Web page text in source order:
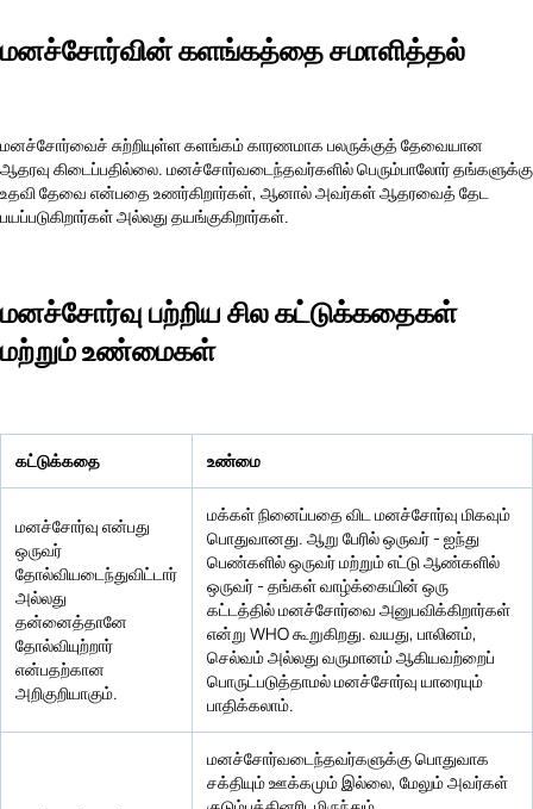
மனச்சோர்வின் களங்கத்தை சமாளித்தல்
மனச்சோர்வைச் சுற்றியுள்ள களங்கம் காரணமாக பலருக்குத் தேவையான
ஆதரவு கிடைப்பதில்லை. மனச்சோர்வடைந்தவர்களில் பெரும்பாலோர் தங்களுக்கு
உதவி தேவை என்பதை உணர்கிறார்கள், ஆனால் அவர்கள் ஆதரவைத் தேட
பயப்படுகிறார்கள் அல்லது தயங்குகிறார்கள்.
மனச்சோர்வு பற்றிய சில கட்டுக்கதைகள்
மற்றும் உண்மைகள்
கட்டுக்கதை உண்மை
மனச்சோர்வு என்பது
ஒருவர்
தோல்வியடைந்துவிட்டார்
அல்லது
தன்னைத்தானே
தோல்வியுற்றார்
என்பதற்கான
அறிகுறியாகும்.
மக்கள் நினைப்பதை விட மனச்சோர்வு மிகவும்
பொதுவானது. ஆறு பேரில் ஒருவர் - ஐந்து
பெண்களில் ஒருவர் மற்றும் எட்டு ஆண்களில்
ஒருவர் - தங்கள் வாழ்க்கையின் ஒரு
கட்டத்தில் மனச்சோர்வை அனுபவிக்கிறார்கள்
என்று WHO கூறுகிறது. வயது, பாலினம்,
செல்வம் அல்லது வருமானம் ஆகியவற்றைப்
பொருட்படுத்தாமல் மனச்சோர்வு யாரையும்
பாதிக்கலாம்.
மனச்சோர்வடைந்தவர்களுக்கு பொதுவாக
சக்தியும் ஊக்கமும் இல்லை, மேலும் அவர்கள்